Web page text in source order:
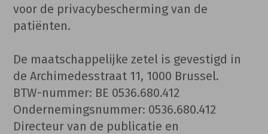
voor de privacybescherming van de
patiënten.
De maatschappelijke zetel is gevestigd in
de Archimedesstraat 11, 1000 Brussel.
BTW-nummer: BE 0536.680.412
Ondernemingsnummer: 0536.680.412
Directeur van de publicatie en